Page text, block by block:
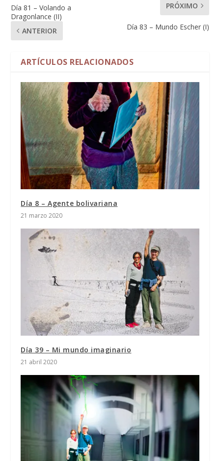
Día 81 – Volando a
Dragonlance (II)
ANTERIOR
PRÓXIMO
Día 83 – Mundo Escher (I)
ARTÍCULOS RELACIONADOS
Día 8 – Agente bolivariana
21 marzo 2020
Día 39 – Mi mundo imaginario
21 abril 2020